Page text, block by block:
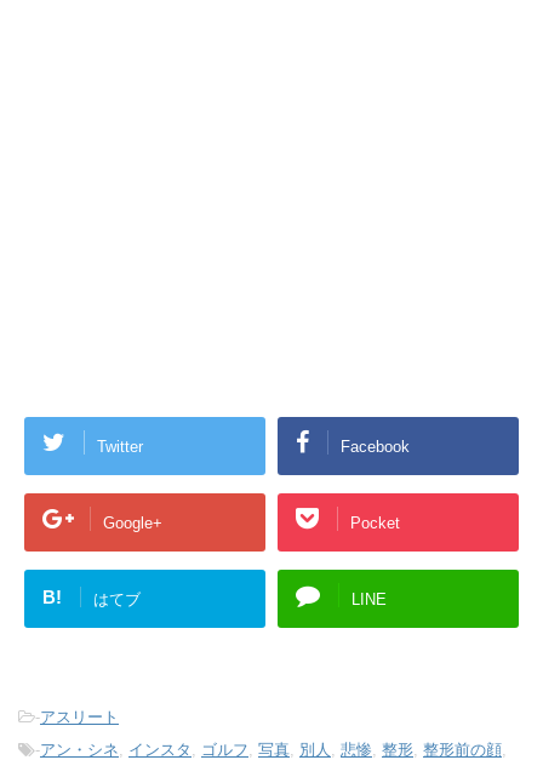
Twitter Facebook
Google+ Pocket
B! はてブ LINE
-アスリート
-アン・シネ インスタ ゴルフ 写真 別人 悲惨 整形 整形前の顔